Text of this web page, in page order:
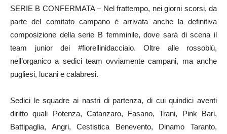
SERIE B CONFERMATA – Nel frattempo, nei giorni scorsi, da
parte del comitato campano è arrivata anche la definitiva
composizione della serie B femminile, dove sarà di scena il
team junior dei #fiorellinidacciaio. Oltre alle rossoblù,
nell’organico a sedici team ovviamente campani, ma anche
pugliesi, lucani e calabresi.
Sedici le squadre ai nastri di partenza, di cui quindici aventi
diritto quali Potenza, Catanzaro, Fasano, Trani, Pink Bari,
Battipaglia, Angri, Cestistica Benevento, Dinamo Taranto,